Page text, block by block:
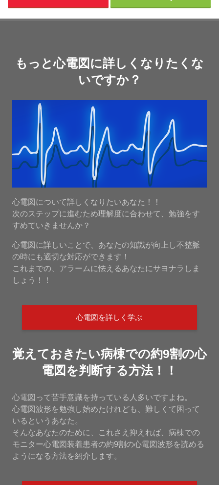
もっと心電図に詳しくなりたくな
いですか？
心電図について詳しくなりたいあなた！！
次のステップに進むため理解度に合わせて、勉強をす
すめていきませんか？
心電図に詳しいことで、あなたの知識が向上し不整脈
の時にも適切な対応ができます！
これまでの、アラームに怯えるあなたにサヨナラしま
しょう！！
心電図を詳しく学ぶ
覚えておきたい病棟での約9割の心
電図を判断する方法！！
心電図って苦手意識を持っている人多いですよね。
心電図波形を勉強し始めたけれども、難しくて困って
いるというあなた。
そんなあなたのために、これさえ抑えれば、病棟での
モニター心電図装着患者の約9割の心電図波形を読める
ようになる方法を紹介します。